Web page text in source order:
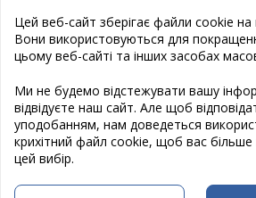
Публична оферта
Створення сайту: Естет Дизайн Студія
Програмування сайту: www.cravter.com
Цей веб-сайт зберігає файли cookie на
Вони використовуються для
цьому веб-сайті та інших засобах
Ми не будемо відстежувати вашу
відвідуєте наш сайт. Але щоб
уподобанням, нам доведеться
крихітний файл cookie, щоб вас
цей вибір.